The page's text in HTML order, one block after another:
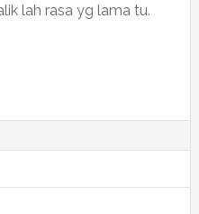
lah rasa yg lama tu.